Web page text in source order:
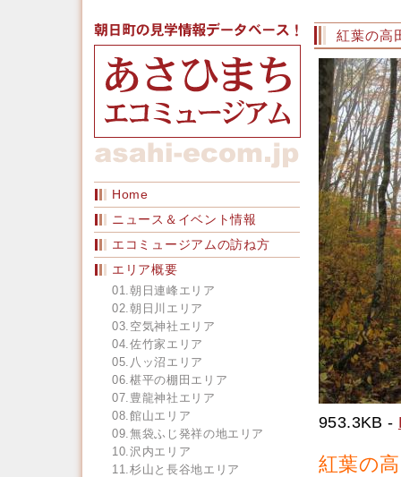
Home
ニュース＆イベント情報
エコミュージアムの訪ね方
エリア概要
01.朝日連峰エリア
02.朝日川エリア
03.空気神社エリア
04.佐竹家エリア
05.八ッ沼エリア
06.椹平の棚田エリア
07.豊龍神社エリア
08.館山エリア
09.無袋ふじ発祥の地エリア
10.沢内エリア
11.杉山と長谷地エリア
紅葉の高
953.3KB -
紅葉の